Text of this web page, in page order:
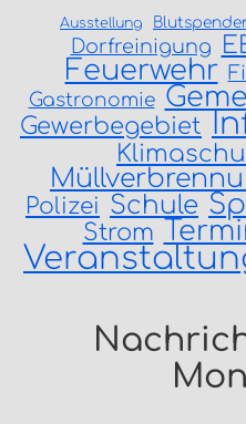
Ausstellung
Dorfreinigung
Feuerwehr
Gastronomie
Gewerbegebiet
Polizei Schule
Strom